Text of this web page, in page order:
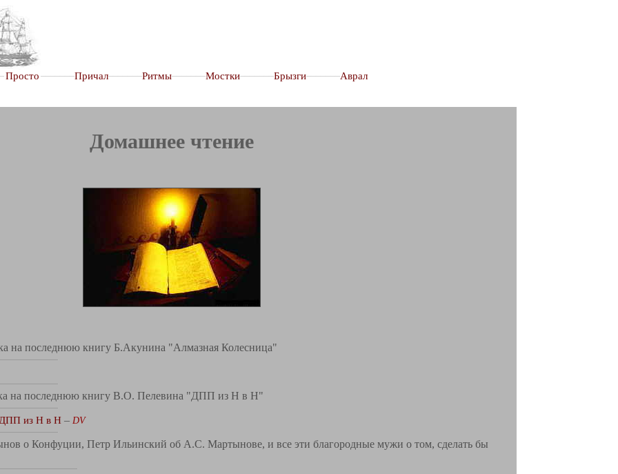
Просто–––––––Причал–––––––Ритмы–––––––Мостки–––––––Брызги–––––––Аврал
Домашнее чтение
на последнюю книгу Б.Акунина "Алмазная Колесница"
на последнюю книгу В.О. Пелевина "ДПП из Н в Н"
ДПП из Н в Н – DV
о Конфуции, Петр Ильинский об А.С. Мартынове, и все эти благородные мужи о том, сделать бы